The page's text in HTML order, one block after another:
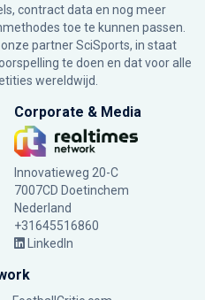
contract data en nog meer
toe te kunnen passen.
partner SciSports, in staat
te doen en dat voor alle
wereldwijd.
Corporate & Media
Innovatieweg 20-C
7007CD Doetinchem
Nederland
+31645516860
LinkedIn